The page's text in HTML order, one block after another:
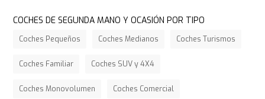
COCHES DE SEGUNDA MANO Y OCASIÓN POR TIPO
Coches Pequeños Coches Medianos Coches Turismos
Coches Familiar Coches SUV y 4X4
Coches Monovolumen Coches Comercial